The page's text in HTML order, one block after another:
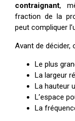
contraignant,
fraction de la
peut compliquer
Avant de décider,
Le plus
La largeur
La hauteur
L’espace
La